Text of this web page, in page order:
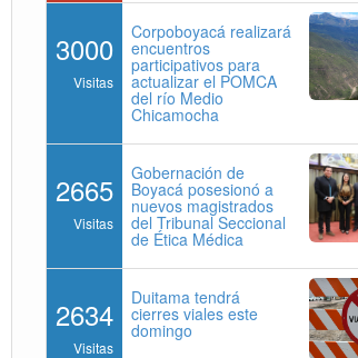
3000
Visitas
Corpoboyacá realizará
encuentros
participativos para
actualizar el POMCA
del río Medio
Chicamocha
2665
Visitas
Gobernación de
Boyacá posesionó a
nuevos magistrados
del Tribunal Seccional
de Ética Médica
2634
Visitas
Duitama tendrá
cierres viales este
domingo